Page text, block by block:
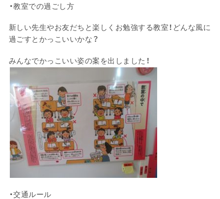
・教室での過ごし方
新しい先生やお友だちと楽しくお勉強する教室！どんな風に
過ごすとかっこいいかな？
みんなでかっこいい姿の案を出しました！
・交通ルール